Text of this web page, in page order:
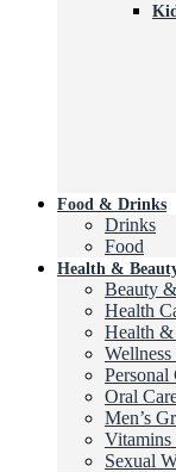
Food & Drinks
Drinks
Food
Health &
Beauty
Health
Health
Personal
Oral
Men’s
Vitamins
Sexual